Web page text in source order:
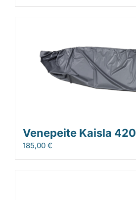
Venepeite Kaisla 420
185,00 €